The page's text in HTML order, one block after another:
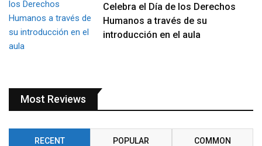
Celebra el Día de los Derechos
Humanos a través de su
introducción en el aula
Most Reviews
RECENT POPULAR COMMON